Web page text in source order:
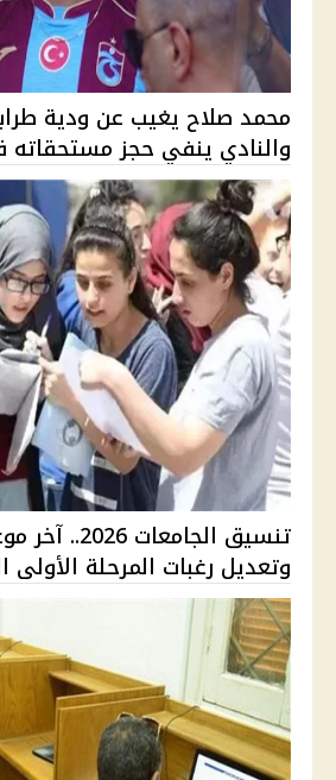
محمد صلاح يغيب عن ودية
والنادي ينفي حجز مستحقاته
تنسيق
وتعديل رغبات المرحلة الأولى